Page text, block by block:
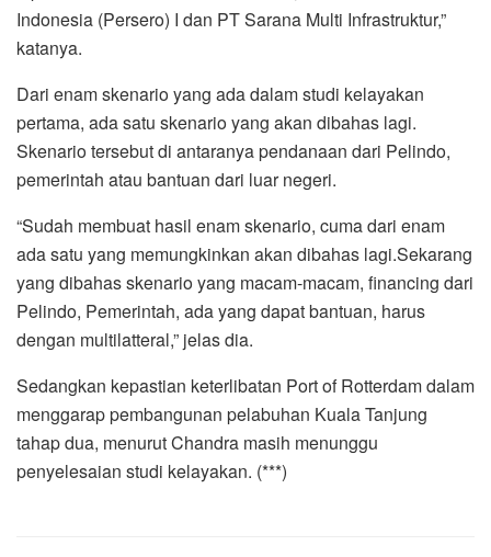
Indonesia (Persero) I dan PT Sarana Multi Infrastruktur,”
katanya.
Dari enam skenario yang ada dalam studi kelayakan
pertama, ada satu skenario yang akan dibahas lagi.
Skenario tersebut di antaranya pendanaan dari Pelindo,
pemerintah atau bantuan dari luar negeri.
“Sudah membuat hasil enam skenario, cuma dari enam
ada satu yang memungkinkan akan dibahas lagi.Sekarang
yang dibahas skenario yang macam-macam, financing dari
Pelindo, Pemerintah, ada yang dapat bantuan, harus
dengan multilatteral,” jelas dia.
Sedangkan kepastian keterlibatan Port of Rotterdam dalam
menggarap pembangunan pelabuhan Kuala Tanjung
tahap dua, menurut ‎Chandra masih menunggu
penyelesaian studi kelayakan. (***)